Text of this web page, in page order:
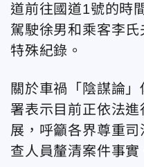
道前往國道1號的時
駕駛徐男和乘客李
特殊紀錄。
關於車禍「陰謀論
署表示目前正依法
展，呼籲各界尊重
查人員釐清案件事實